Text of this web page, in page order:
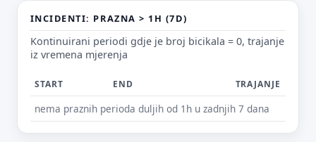
INCIDENTI: PRAZNA > 1H (7D)
Kontinuirani periodi gdje je broj bicikala = 0, trajanje
iz vremena mjerenja
START END TRAJANJE
nema praznih perioda duljih od 1h u zadnjih 7 dana
Odustani Pošalji